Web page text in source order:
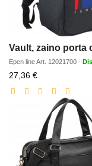
Epen lineArt. 12021700 -
27,36 €Prezzo
scontato